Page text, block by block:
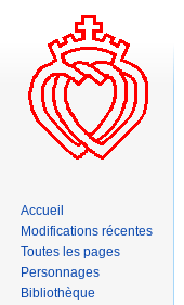
Accueil
Modifications récentes
Toutes les pages
Personnages
Bibliothèque